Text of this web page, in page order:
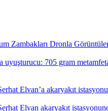
Zambakları Dronla
uyuşturucu: 705 gram
Elvan’a akaryakıt
Elvan akaryakıt